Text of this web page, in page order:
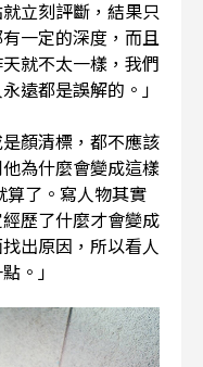
立刻評斷，結果只
一定的深度，而且
就不太一樣，我們
遠都是誤解的。」
顏清標，都不應該
為什麼會變成這樣
了。寫人物其實
歷了什麼才會變成
出原因，所以看人
。」